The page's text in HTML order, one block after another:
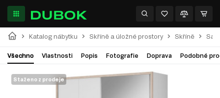
Katalog nábytku Skříně a úložné prostory Skříně
Všechno Vlastnosti Popis Fotografie Doprava Podobné
Staženo z prodeje